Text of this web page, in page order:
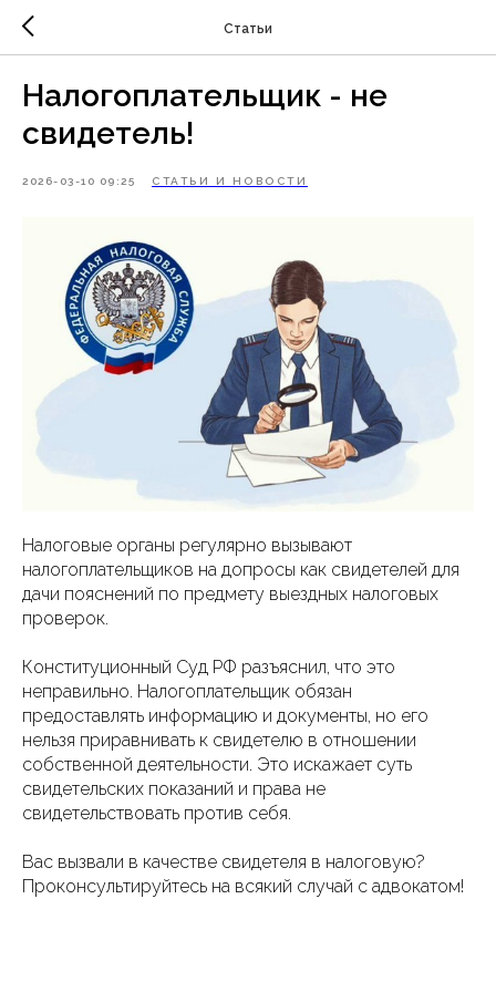
Статьи
Налогоплательщик - не
свидетель!
2026-03-10 09:25 СТАТЬИ И НОВОСТИ
Налоговые органы регулярно вызывают
налогоплательщиков на допросы как свидетелей для
дачи пояснений по предмету выездных налоговых
проверок.
Конституционный Суд РФ разъяснил, что это
неправильно. Налогоплательщик обязан
предоставлять информацию и документы, но его
нельзя приравнивать к свидетелю в отношении
собственной деятельности. Это искажает суть
свидетельских показаний и права не
свидетельствовать против себя.
Вас вызвали в качестве свидетеля в налоговую?
Проконсультируйтесь на всякий случай с адвокатом!